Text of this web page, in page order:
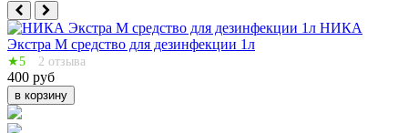
НИКА
Экстра М средство для дезинфекции 1л
★5 2 отзыва
400 руб
в корзину